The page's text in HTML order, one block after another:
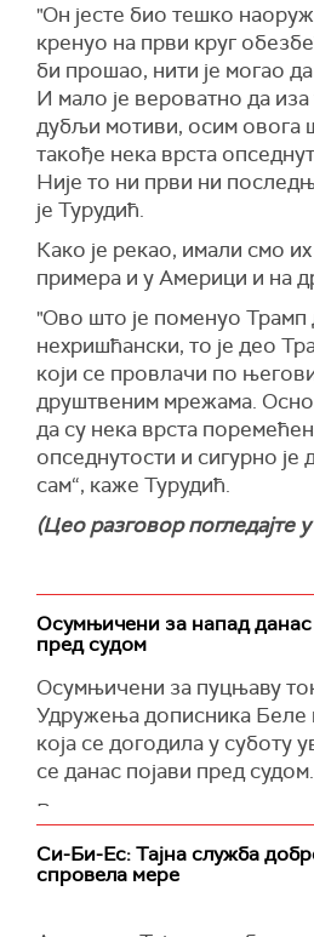
"Он јесте био тешко
кренуо на први круг
би прошао, нити је могао
И мало је вероватно да иза
дубљи мотиви, осим овога
такође нека врста
Није то ни први ни
је Турудић.
Како је рекао, имали смо
примера и у Америци и на
"Ово што је поменуо Трамп
нехришћански, то је део
који се провлачи по
друштвеним мрежама.
да су нека врста
опседнутости и сигурно је
сам“, каже Турудић.
(Цео разговор погледајте
Осумњичени за напад данас
пред судом
Осумњичени за пуцњаву
Удружења дописника Беле
која се догодила у суботу
се данас појави пред судом.
Вршилац дужности
Сједињених Америчких
изјавио је да
то да је осумњичени циљао
Си-Би-Ес: Тајна служба
спровела мере